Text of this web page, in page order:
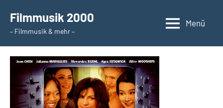
Inhalt
springen
Filmmusik 2000
– Filmmusik & mehr –
Menü